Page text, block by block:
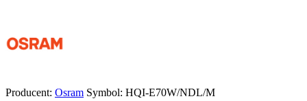
Producent: Osram Symbol: HQI-E70W/NDL/M